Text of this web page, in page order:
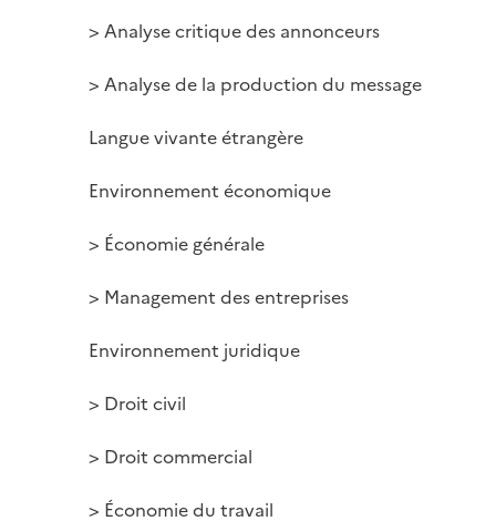
> Analyse critique des annonceurs
> Analyse de la production du message
Langue vivante étrangère
Environnement économique
> Économie générale
> Management des entreprises
Environnement juridique
> Droit civil
> Droit commercial
> Économie du travail